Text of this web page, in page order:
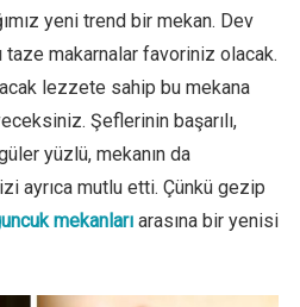
yeni trend bir mekan. Dev
taze makarnalar favoriniz olacak.
lezzete sahip bu mekana
Şeflerinin başarılı,
yüzlü, mekanın da
ayrıca mutlu etti. Çünkü gezip
mekanlarıarasına bir yenisi